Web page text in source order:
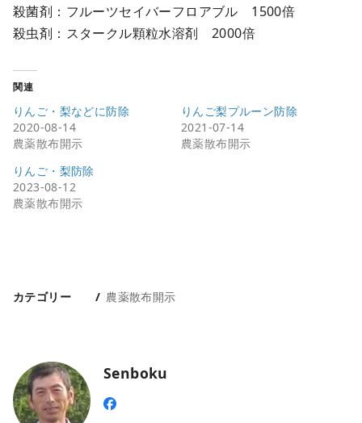
殺菌剤：フルーツセイバーフロアブル 1500倍
殺虫剤：スタークル顆粒水溶剤 2000倍
関連
りんご・梨などに防除
2020-08-14
農薬散布開示
りんご梨プルーン防除
2021-07-14
農薬散布開示
りんご・梨防除
2023-08-12
農薬散布開示
カテゴリー 農薬散布開示
Senboku